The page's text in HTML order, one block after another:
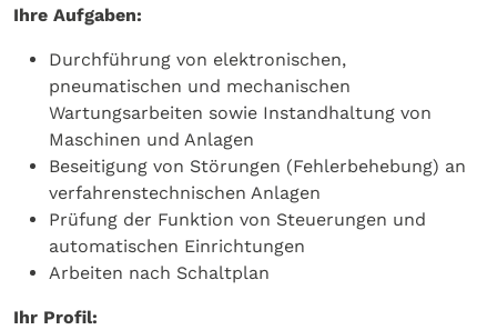
Ihre Aufgaben:
Durchführung von elektronischen,
pneumatischen und mechanischen
Wartungsarbeiten sowie Instandhaltung von
Maschinen und Anlagen
Beseitigung von Störungen (Fehlerbehebung) an
verfahrenstechnischen Anlagen
Prüfung der Funktion von Steuerungen und
automatischen Einrichtungen
Arbeiten nach Schaltplan
Ihr Profil: